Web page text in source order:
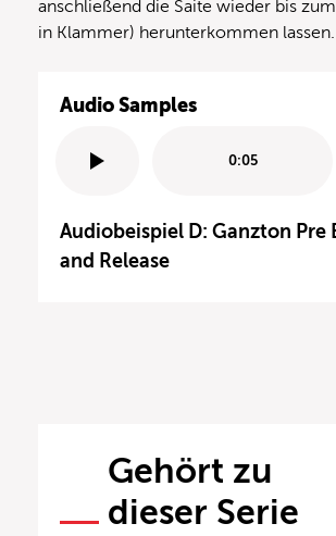
anschließend die Saite wieder bis
in Klammer) herunterkommen lassen.
Audio Samples
0:05
Audiobeispiel D: Ganzton Pre
and Release
Gehört zu
dieser Serie